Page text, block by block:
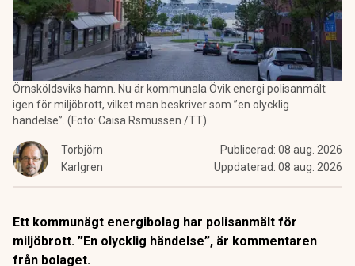
Örnsköldsviks hamn. Nu är kommunala Övik energi polisanmält
igen för miljöbrott, vilket man beskriver som ”en olycklig
händelse”. (Foto: Caisa Rsmussen /TT)
Torbjörn
Karlgren
Publicerad: 08 aug. 2026
Uppdaterad: 08 aug. 2026
Ett kommunägt energibolag har polisanmält för
miljöbrott. ”En olycklig händelse”, är kommentaren
från bolaget.